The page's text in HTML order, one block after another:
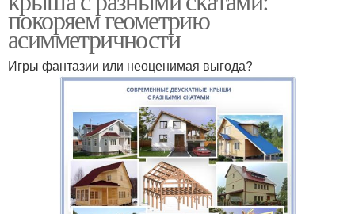
покоряем геометрию
асимметричности
Игры фантазии или неоценимая выгода?